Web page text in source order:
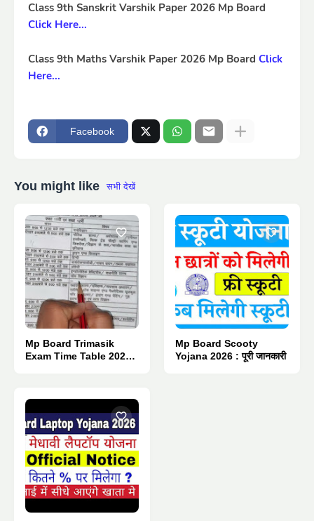
Class 9th Sanskrit Varshik Paper 2026 Mp Board
Click Here...
Class 9th Maths Varshik Paper 2026 Mp Board Click
Here...
Facebook
You might like सभी देखें
Mp Board Trimasik
Exam Time Table 2026 :
Mp Board Scooty
Yojana 2026 : पूरी जानकारी